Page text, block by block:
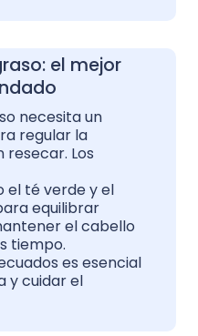
el mejor
necesita un
regular la
resecar. Los
el té verde y el
equilibrar
el cabello
tiempo.
es esencial
y cuidar el